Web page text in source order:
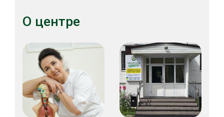
О центре